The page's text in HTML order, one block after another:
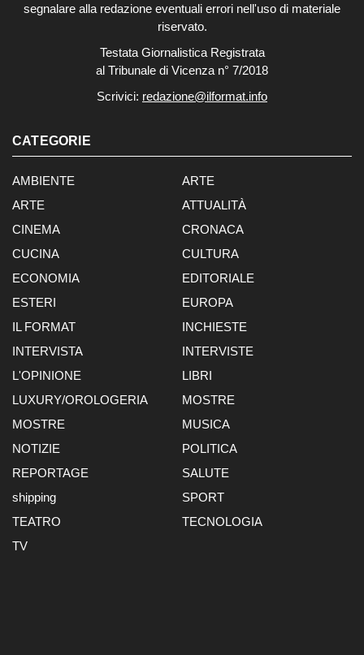
segnalare alla redazione eventuali errori nell'uso di materiale
riservato.
Testata Giornalistica Registrata
al Tribunale di Vicenza n° 7/2018
Scrivici: redazione@ilformat.info
CATEGORIE
AMBIENTE
ARTE
ARTE
ATTUALITÀ
CINEMA
CRONACA
CUCINA
CULTURA
ECONOMIA
EDITORIALE
ESTERI
EUROPA
IL FORMAT
INCHIESTE
INTERVISTA
INTERVISTE
L'OPINIONE
LIBRI
LUXURY/OROLOGERIA
MOSTRE
MOSTRE
MUSICA
NOTIZIE
POLITICA
REPORTAGE
SALUTE
shipping
SPORT
TEATRO
TECNOLOGIA
TV